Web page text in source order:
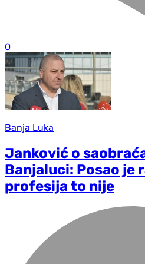
0
Banja Luka
Janković o
Banjaluci: Posao je
profesija to nije